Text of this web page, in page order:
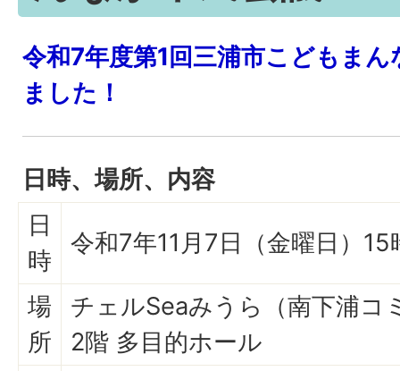
令和7年度第1回三浦市こどもま
ました！
日時、場所、内容
日
時
令和7年11月7日（金曜日）
場
所
チェルSeaみうら（南下浦コ
2階 多目的ホール